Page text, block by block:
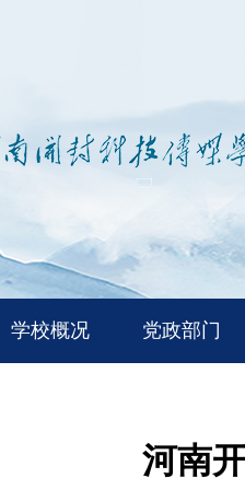
学校概况 党政部门
河南